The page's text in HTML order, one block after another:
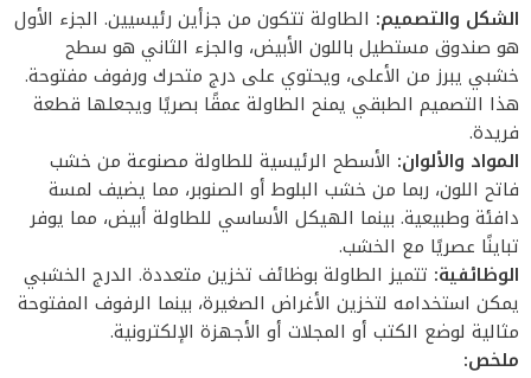
الشكل والتصميم: الطاولة تتكون من جزأين رئيسيين. الجزء الأول
هو صندوق مستطيل باللون الأبيض، والجزء الثاني هو سطح
خشبي يبرز من الأعلى، ويحتوي على درج متحرك ورفوف مفتوحة.
هذا التصميم الطبقي يمنح الطاولة عمقًا بصريًا ويجعلها قطعة
فريدة.
المواد والألوان: الأسطح الرئيسية للطاولة مصنوعة من خشب
فاتح اللون، ربما من خشب البلوط أو الصنوبر، مما يضيف لمسة
دافئة وطبيعية. بينما الهيكل الأساسي للطاولة أبيض، مما يوفر
تباينًا عصريًا مع الخشب.
الوظائفية: تتميز الطاولة بوظائف تخزين متعددة. الدرج الخشبي
يمكن استخدامه لتخزين الأغراض الصغيرة، بينما الرفوف المفتوحة
مثالية لوضع الكتب أو المجلات أو الأجهزة الإلكترونية.
ملخص: